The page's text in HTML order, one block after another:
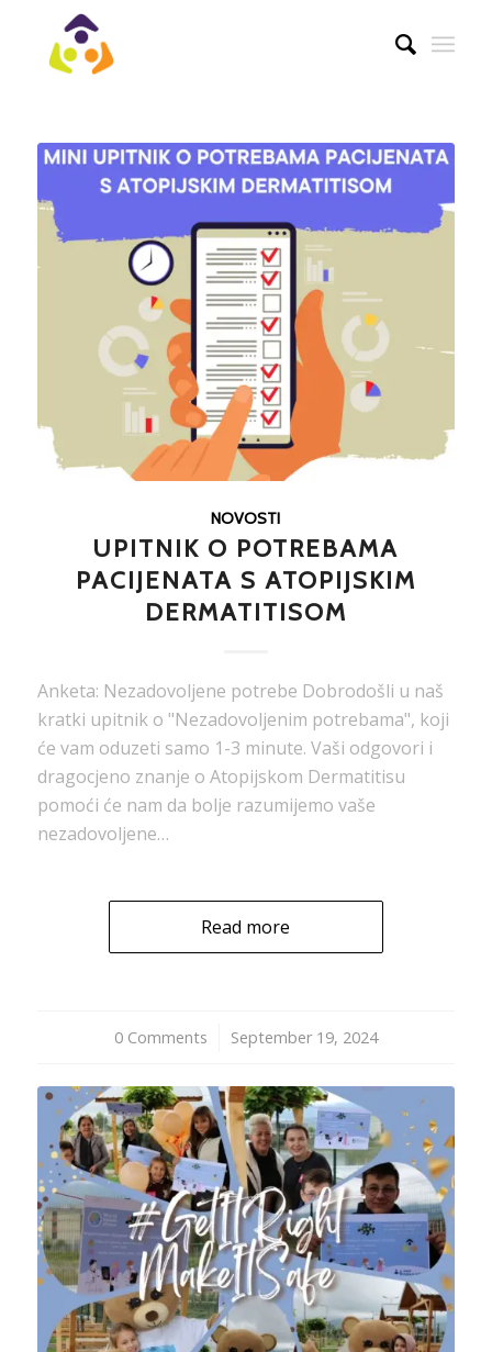
NOVOSTI
UPITNIK O POTREBAMA
PACIJENATA S ATOPIJSKIM
DERMATITISOM
Anketa: Nezadovoljene potrebe Dobrodošli u naš
kratki upitnik o "Nezadovoljenim potrebama", koji
će vam oduzeti samo 1-3 minute. Vaši odgovori i
dragocjeno znanje o Atopijskom Dermatitisu
pomoći će nam da bolje razumijemo vaše
nezadovoljene…
Read more
0 Comments
/ September 19, 2024